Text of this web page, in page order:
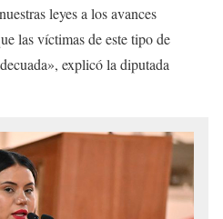
leyes a los avances
las víctimas de este tipo de
explicó la diputada